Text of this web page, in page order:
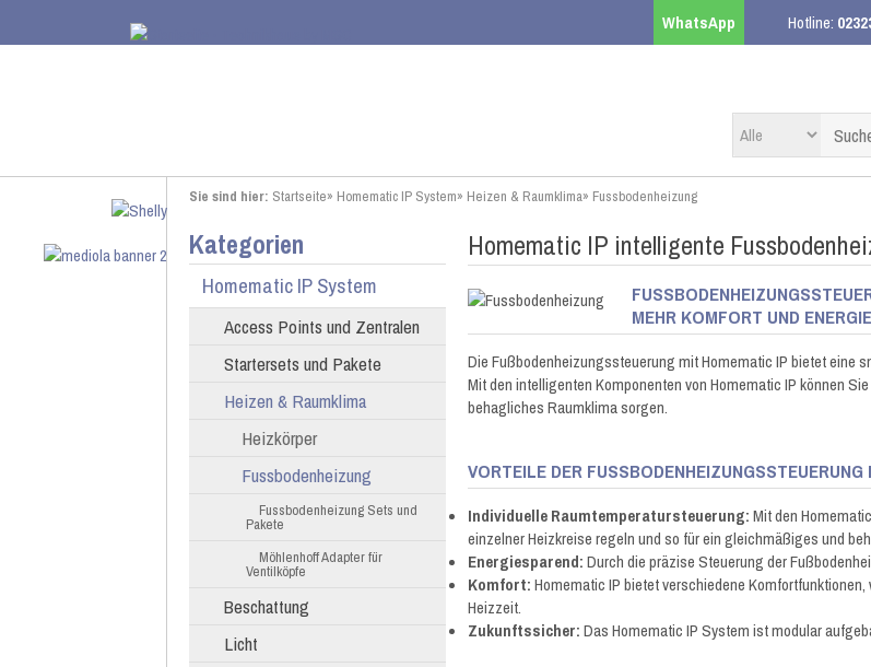
WhatsApp Hotline:
Sie sind hier: Startseite» Homematic IP System» Heizen & Raumklima» Fussbodenheizung
Kategorien
Homematic IP System
Access Points und Zentralen
Startersets und Pakete
Heizen & Raumklima
Heizkörper
Fussbodenheizung
Fussbodenheizung Sets und
Pakete
Möhlenhoff Adapter für
Ventilköpfe
Beschattung
Licht
Homematic IP intelligente
EHR KOMFORT UND
Die Fußbodenheizungssteuerung mit Homematic IP bietet eine
Mit den intelligenten Komponenten von Homematic IP können
behagliches Raumklima sorgen.
VORTEILE DER FUSSBODENHEIZUNGSSTEUERUNG
Individuelle Raumtemperatursteuerung:Mit den
einzelner Heizkreise regeln und so für ein gleichmäßiges und
Energiesparend:Durch die präzise Steuerung der
Komfort:Homematic IP bietet verschiedene
Heizzeit.
Zukunftssicher:Das Homematic IP System ist modular